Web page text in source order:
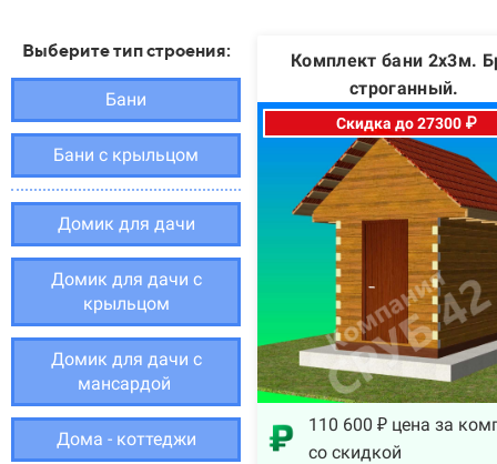
Выберите тип строения:
Бани
Бани с крыльцом
Домик для дачи
Домик для дачи с
крыльцом
Домик для дачи с
мансардой
Дома - коттеджи
Комплект бани 2х3м.
строганный.
Скидка до 27300 ₽
110 600 ₽ цена за
со скидкой